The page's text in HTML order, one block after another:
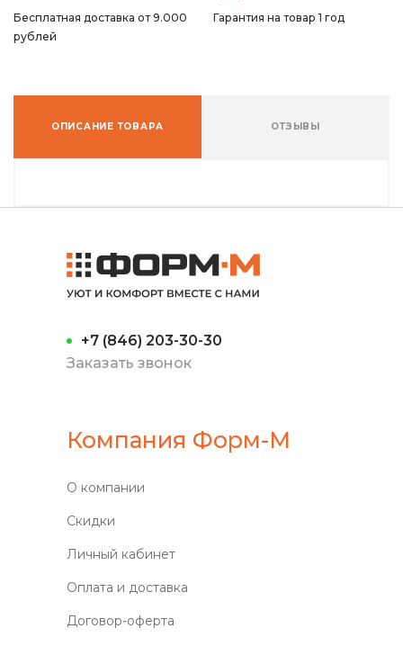
Бесплатная доставка от 9.000
рублей
Гарантия на товар 1 год
ОПИСАНИЕ ТОВАРА ОТЗЫВЫ
+7 (846) 203-30-30
Заказать звонок
Компания Форм-М
О компании
Скидки
Личный кабинет
Оплата и доставка
Договор-оферта